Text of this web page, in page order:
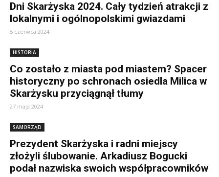
Dni Skarżyska 2024. Cały tydzień atrakcji z
lokalnymi i ogólnopolskimi gwiazdami
5 czerwca 2024
HISTORIA
Co zostało z miasta pod miastem? Spacer
historyczny po schronach osiedla Milica w
Skarżysku przyciągnął tłumy
27 maja 2024
SAMORZĄD
Prezydent Skarżyska i radni miejscy
złożyli ślubowanie. Arkadiusz Bogucki
podał nazwiska swoich współpracowników